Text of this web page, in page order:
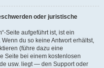
oder juristische
Seite aufgeführt ist, ist ein
du so keine Antwort erhältst,
(führe dazu eine
Seite bei einem kostenlosen
usw. liegt — den Support oder